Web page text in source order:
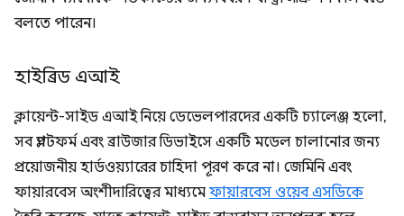
বলতে পারেন।
হাইব্রিড এআই
ক্লায়েন্ট-সাইড এআই নিয়ে ডেভেলপারদের একটি চ্যালেঞ্জ হলো,
সব প্ল্যাটফর্ম এবং ব্রাউজার ডিভাইসে একটি মডেল চালানোর জন্য
প্রয়োজনীয় হার্ডওয়্যারের চাহিদা পূরণ করে না। জেমিনি এবং
ফায়ারবেস অংশীদারিত্বের মাধ্যমে ফায়ারবেস ওয়েব এসডিকে